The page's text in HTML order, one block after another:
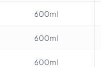
600ml
600ml
600ml